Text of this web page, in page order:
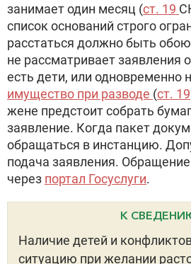
занимает один месяц (ст. 19
список оснований строго
расстаться должно быть
не рассматривает заявления
есть дети, или одновременно
имущество при разводе (ст. 19
жене предстоит собрать
заявление. Когда пакет
обращаться в инстанцию.
подача заявления.
через портал Госуслуги.
К
Наличие детей и
ситуацию при желании